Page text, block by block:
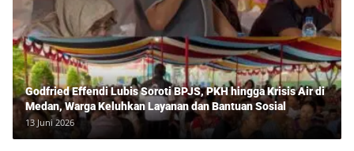
Godfried Effendi Lubis Soroti BPJS, PKH hingga Krisis Air di
Medan, Warga Keluhkan Layanan dan Bantuan Sosial
13 Juni 2026